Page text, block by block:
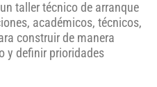
taller técnico de arranque
académicos, técnicos,
construir de manera
y definir prioridades